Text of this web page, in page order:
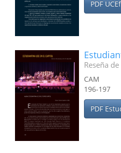
PDF
Reseña
CAM
196-197
PDF